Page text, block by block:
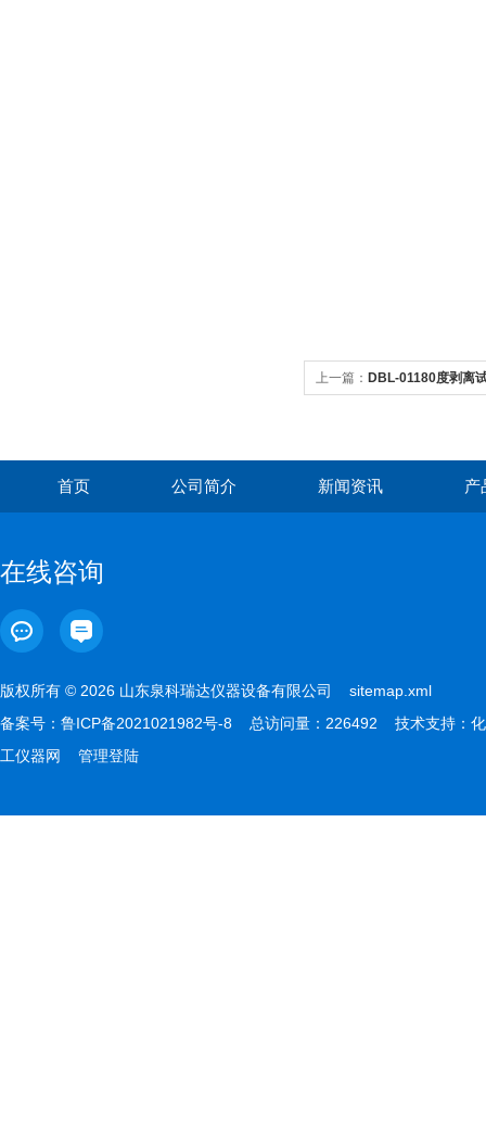
上一篇： DBL-01180度剥离
首页 公司简介 新闻资讯 产
在线咨询
版权所有 © 2026 山东泉科瑞达仪器设备有限公司 sitemap.xml
备案号： 鲁ICP备2021021982号-8 总访问量：226492 技术支持： 化
工仪器网
管理登陆